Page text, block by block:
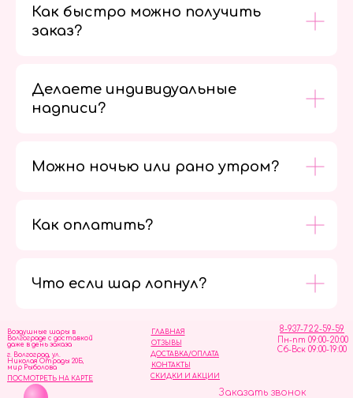
Как быстро можно получить
заказ?
Делаете индивидуальные
надписи?
Можно ночью или рано утром?
Как оплатить?
Что если шар лопнул?
ОТЗЫВЫ
ГЛАВНАЯ
ДОСТАВКА/ОПЛАТА
СКИДКИ И АКЦИИ
КОНТАКТЫ
8-937-722-59-59
Пн-пт 09:00-20:00
Сб-Вск 09:00-19:00
Воздушные шары в
Волгограде с доставкой
даже в день заказа
Заказать звонок
г. Волгоград, ул.
Николая Отрады 20Б,
мир Рыболова
ПОСМОТРЕТЬ НА КАРТЕ